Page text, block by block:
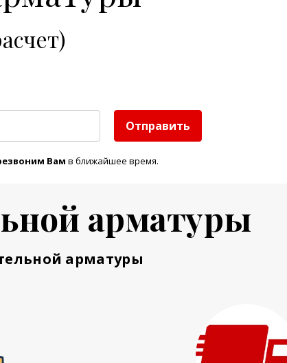
Отправить
Вам в ближайшее время.
арматуры
арматуры